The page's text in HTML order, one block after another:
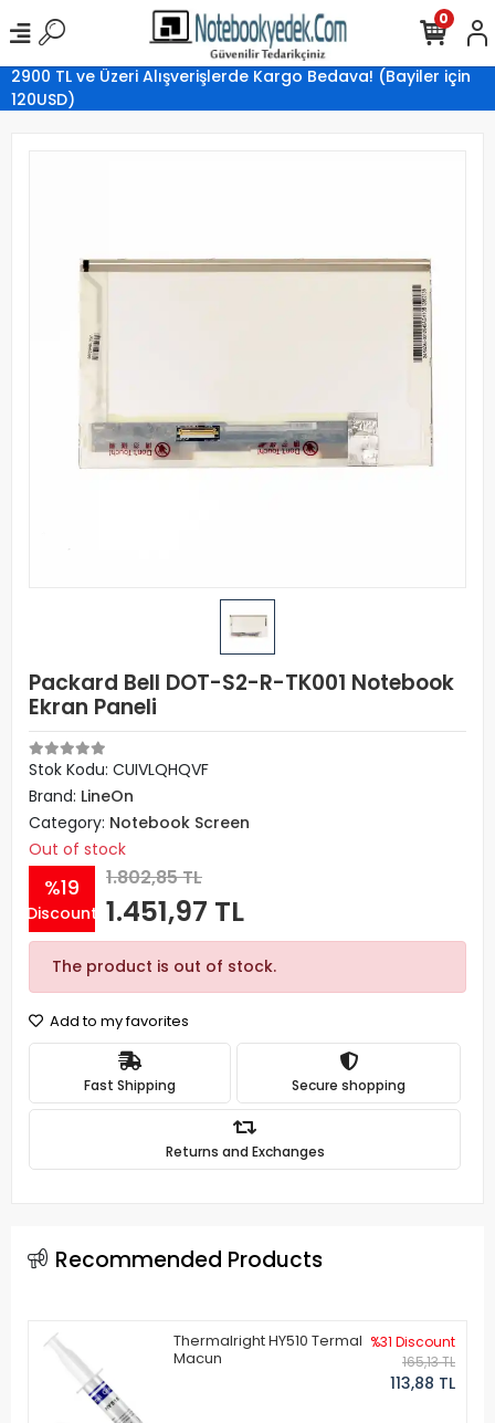
2900 TL ve Üzeri Alışverişlerde Kargo Bedava! (Bayiler için
120USD)
0
Packard Bell DOT-S2-R-TK001 Notebook
Ekran Paneli
Stok Kodu: CUIVLQHQVF
Brand: LineOn
Category: Notebook Screen
Out of stock
%19
Discount
1.802,85 TL
1.451,97 TL
The product is out of stock.
Add to my favorites
Fast Shipping Secure shopping
Returns and Exchanges
Recommended Products
Thermalright HY510 Termal
Macun
%31 Discount
165,13 TL
113,88 TL